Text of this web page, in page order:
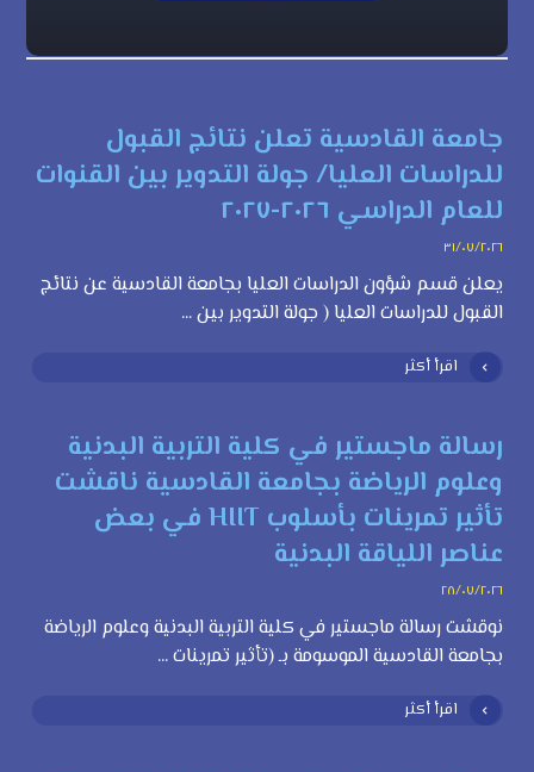
جامعة القادسية تعلن نتائج القبول
للدراسات العليا/ جولة التدوير بين القنوات
للعام الدراسي ٢٠٢٦-٢٠٢٧
٣١/٠٧/٢٠٢٦
يعلن قسم شؤون الدراسات العليا بجامعة القادسية عن نتائج
القبول للدراسات العليا ( جولة التدوير بين ...
اقرأ أكثر
رسالة ماجستير في كلية التربية البدنية
وعلوم الرياضة بجامعة القادسية ناقشت
تأثير تمرينات بأسلوب HIIT في بعض
عناصر اللياقة البدنية
٢٨/٠٧/٢٠٢٦
نوقشت رسالة ماجستير في كلية التربية البدنية وعلوم الرياضة
بجامعة القادسية الموسومة بـ (تأثير تمرينات ...
اقرأ أكثر